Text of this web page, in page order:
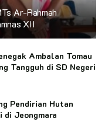
Ar-Rahmah
XII
Ambalan Tomau
Tangguh di SD Negeri
Pendirian Hutan
di Jeongmara